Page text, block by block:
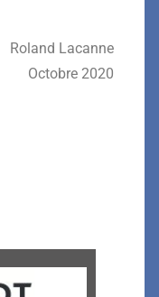
Roland Lacanne
Octobre 2020